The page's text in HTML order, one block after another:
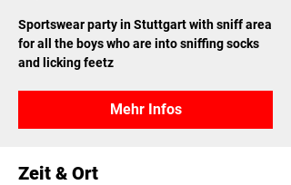
Sportswear party in Stuttgart with sniff area
for all the boys who are into sniffing socks
and licking feetz
Mehr Infos
Zeit & Ort